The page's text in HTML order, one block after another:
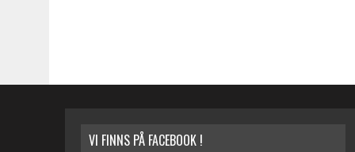
VI FINNS PÅ FACEBOOK !